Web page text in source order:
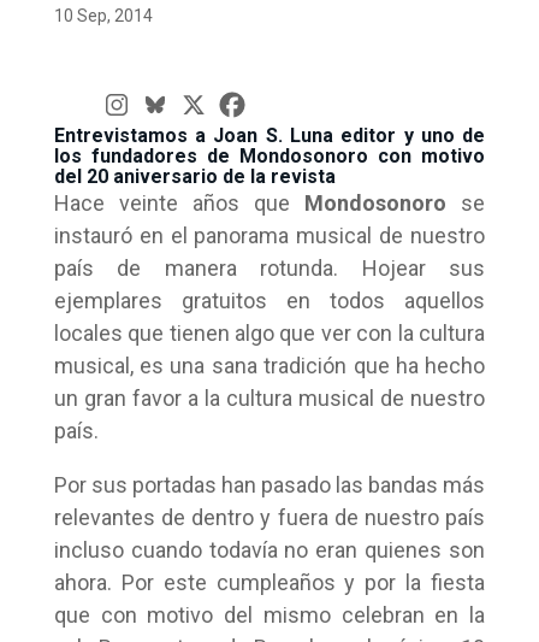
10 Sep, 2014
Entrevistamos a Joan S. Luna editor y uno de
los fundadores de Mondosonoro con motivo
del 20 aniversario de la revista
Hace veinte años que Mondosonoro se
instauró en el panorama musical de nuestro
país de manera rotunda. Hojear sus
ejemplares gratuitos en todos aquellos
locales que tienen algo que ver con la cultura
musical, es una sana tradición que ha hecho
un gran favor a la cultura musical de nuestro
país.
Por sus portadas han pasado las bandas más
relevantes de dentro y fuera de nuestro país
incluso cuando todavía no eran quienes son
ahora. Por este cumpleaños y por la fiesta
que con motivo del mismo celebran en la